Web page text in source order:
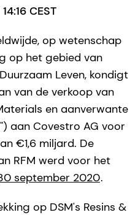
CEST
op wetenschap
op het gebied van
Leven, kondigt
van de verkoop van
en aanverwante
aan Covestro AG voor
€1,6 miljard. De
RFM werd voor het
september 2020.
op DSM's Resins &